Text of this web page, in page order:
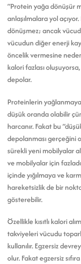
“Protein yağa dönüşür
anlaşılmalara yol
dönüşmez; ancak
vücudun diğer enerji
öncelik vermesine
kalori fazlası
depolar.
Proteinlerin
düşük oranda olabilir
harcanır. Fakat bu
depolanması gerçeğini
sürekli yeni mobilyalar
ve mobilyalar için
içinde yığılmaya ve
hareketsizlik de bir
gösterebilir.
Özellikle kısıtlı kalori
takviyeleri vücudu
kullanılır. Egzersiz
olur. Fakat egzersiz